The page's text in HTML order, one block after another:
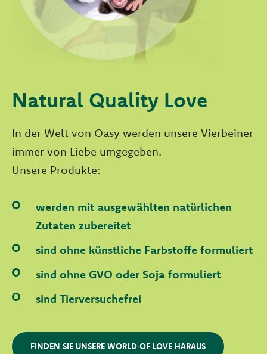
Natural Quality Love
In der Welt von Oasy werden unsere Vierbeiner
immer von Liebe umgegeben.
Unsere Produkte:
werden mit ausgewählten natürlichen
Zutaten zubereitet
sind ohne künstliche Farbstoffe formuliert
sind ohne GVO oder Soja formuliert
sind Tierversuchefrei
FINDEN SIE UNSERE WORLD OF LOVE HARAUS